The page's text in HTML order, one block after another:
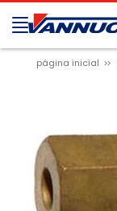
página inicial